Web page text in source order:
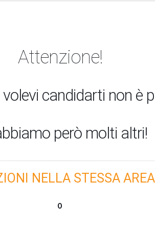
Attenzione!
candidarti non è
però molti altri!
NELLA STESSA
O